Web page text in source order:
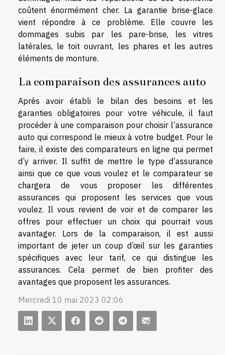
coûtent énormément cher. La garantie brise-glace
vient répondre à ce problème. Elle couvre les
dommages subis par les pare-brise, les vitres
latérales, le toit ouvrant, les phares et les autres
éléments de monture.
La comparaison des assurances auto
Après avoir établi le bilan des besoins et les
garanties obligatoires pour votre véhicule, il faut
procéder à une comparaison pour choisir l’assurance
auto qui correspond le mieux à votre budget. Pour le
faire, il existe des comparateurs en ligne qui permet
d’y arriver. Il suffit de mettre le type d’assurance
ainsi que ce que vous voulez et le comparateur se
chargera de vous proposer les différentes
assurances qui proposent les services que vous
voulez. Il vous revient de voir et de comparer les
offres pour effectuer un choix qui pourrait vous
avantager. Lors de la comparaison, il est aussi
important de jeter un coup d’œil sur les garanties
spécifiques avec leur tarif, ce qui distingue les
assurances. Cela permet de bien profiter des
avantages que proposent les assurances.
Mercredi 10 mai 2023 02:06